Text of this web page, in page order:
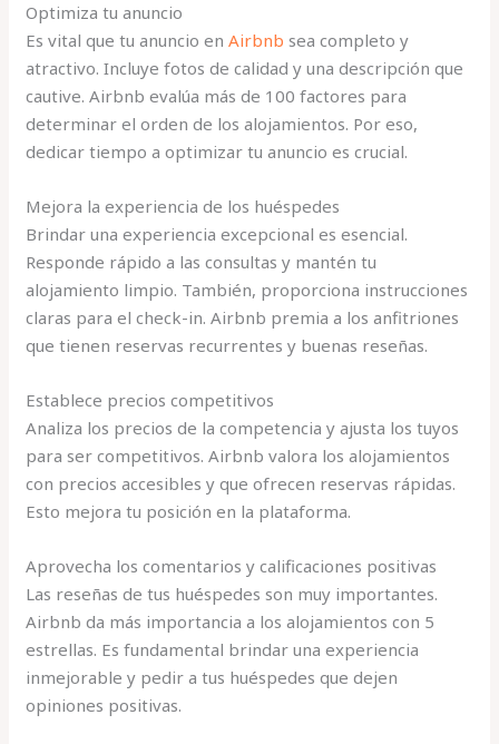
Optimiza tu anuncio
Es vital que tu anuncio enAirbnb sea completo y
atractivo. Incluye fotos de calidad y una descripción que
cautive. Airbnb evalúa más de 100 factores para
determinar el orden de los alojamientos. Por eso,
dedicar tiempo a optimizar tu anuncio es crucial.
Mejora la experiencia de los huéspedes
Brindar una experiencia excepcional es esencial.
Responde rápido a las consultas y mantén tu
alojamiento limpio. También, proporciona instrucciones
claras para el check-in. Airbnb premia a los anfitriones
que tienen reservas recurrentes y buenas reseñas.
Establece precios competitivos
Analiza los precios de la competencia y ajusta los tuyos
para ser competitivos. Airbnb valora los alojamientos
con precios accesibles y que ofrecen reservas rápidas.
Esto mejora tu posición en la plataforma.
Aprovecha los comentarios y calificaciones positivas
Las reseñas de tus huéspedes son muy importantes.
Airbnb da más importancia a los alojamientos con 5
estrellas. Es fundamental brindar una experiencia
inmejorable y pedir a tus huéspedes que dejen
opiniones positivas.